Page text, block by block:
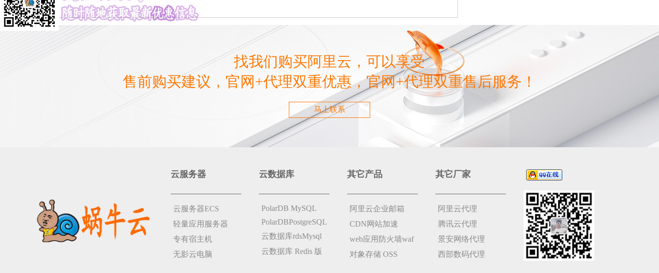
找我们购买阿里云，可以享受
售前购买建议，官网+代理双重优惠，官网+代理双重售后服务！
马上联系
云服务器
云服务器ECS
轻量应用服务器
专有宿主机
无影云电脑
云数据库
PolarDB MySQL
PolarDBPostgreSQL
云数据库rdsMysql
云数据库 Redis 版
其它产品
阿里云企业邮箱
CDN网站加速
web应用防火墙waf
对象存储 OSS
其它厂家
阿里云代理
腾讯云代理
景安网络代理
西部数码代理